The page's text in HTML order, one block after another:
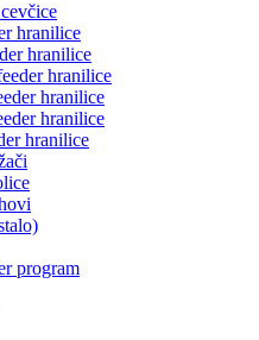
hranilice
hranilice
hranilice
hranilice
hranilice
hranilice
program